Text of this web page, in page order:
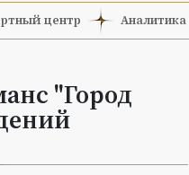
центр Аналитика
"Город